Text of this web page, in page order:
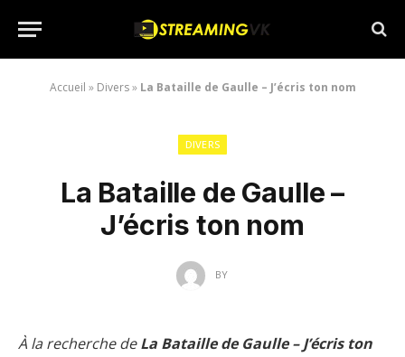
Accueil » Divers» La Bataille de Gaulle – J’écris ton nom
DIVERS
La Bataille de Gaulle –
J’écris ton nom
BY
À la recherche deLa Bataille de Gaulle – J’écris ton